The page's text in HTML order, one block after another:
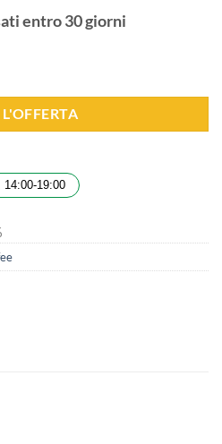
entro 30 giorni
14:00-19:00